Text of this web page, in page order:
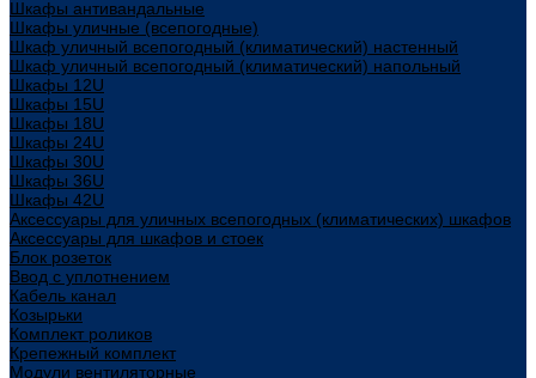
Шкафы антивандальные
Шкафы уличные (всепогодные)
Шкаф уличный всепогодный (климатический) настенный
Шкаф уличный всепогодный (климатический) напольный
Шкафы 12U
Шкафы 15U
Шкафы 18U
Шкафы 24U
Шкафы 30U
Шкафы 36U
Шкафы 42U
Аксессуары для уличных всепогодных (климатических) шкафов
Аксессуары для шкафов и стоек
Блок розеток
Ввод с уплотнением
Кабель канал
Козырьки
Комплект роликов
Крепежный комплект
Модули вентиляторные